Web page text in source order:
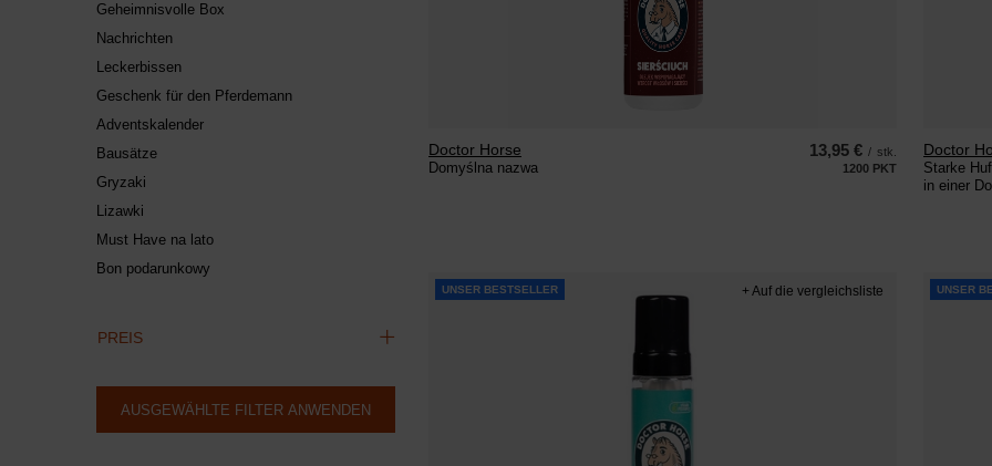
Geheimnisvolle Box
Nachrichten
Leckerbissen
Geschenk für den Pferdemann
Adventskalender
Bausätze
Gryzaki
Lizawki
Must Have na lato
Bon podarunkowy
PREIS
AUSGEWÄHLTE FILTER ANWENDEN
Doctor Horse
Domyślna nazwa
13,95 € / stk.
1200 PKT Punkte
Doctor
Starke
in einer
UNSER BESTSELLER + Auf die vergleichsliste UNSER